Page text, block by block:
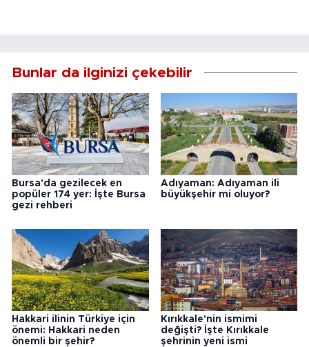
Bunlar da ilginizi çekebilir
Bursa'da gezilecek en
popüler 174 yer: İşte Bursa
gezi rehberi
Adıyaman: Adıyaman ili
büyükşehir mi oluyor?
Hakkari ilinin Türkiye için
önemi: Hakkari neden
önemli bir şehir?
Kırıkkale'nin ismimi
değişti? İşte Kırıkkale
şehrinin yeni ismi